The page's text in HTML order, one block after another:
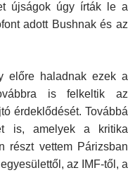
újságok úgy írták le a
adott Bushnak és az
előre haladnak ezek a
is felkeltik az
érdeklődését. Továbbá
is, amelyek a kritika
részt vettem Párizsban
az IMF-től, a